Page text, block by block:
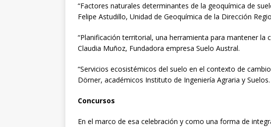
“Factores naturales determinantes de la geoquímica de
Felipe Astudillo, Unidad de Geoquímica de la Dirección
“Planificación territorial, una herramienta para mantener la
Claudia Muñoz, Fundadora empresa Suelo Austral.
“Servicios ecosistémicos del suelo en el contexto de
Dörner, académicos Instituto de Ingeniería Agraria y Suelos.
Concursos
En el marco de esa celebración y como una forma de